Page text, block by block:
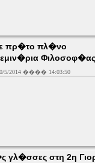
πρ�το πλ�νο
���� 14:03:50
γλ�σσες στη 2η